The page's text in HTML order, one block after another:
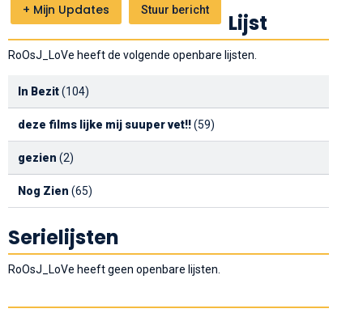
+ Mijn Updates Stuur bericht Lijst
RoOsJ_LoVe heeft de volgende openbare lijsten.
In Bezit(104)
deze films lijke mij suuper vet!!(59)
gezien (2)
Nog Zien (65)
Serielijsten
RoOsJ_LoVe heeft geen openbare lijsten.